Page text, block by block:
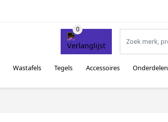
Wastafels Tegels Accessoires Onderdelen